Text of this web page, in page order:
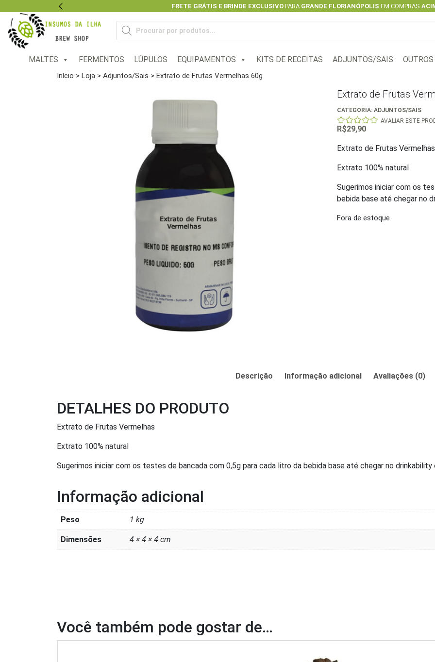
FRETE GRÁTIS E BRINDE EXCLUSIVOPARA GRANDE FLORIANÓPOLIS EM COMPRAS
Previous
Pesquisar
produtos
MALTES FERMENTOS LÚPULOS EQUIPAMENTOS KITS DE RECEITAS ADJUNTOS/SAIS OUTROS
Início > Loja > Adjuntos/Sais > Extrato de Frutas Vermelhas 60g
Extrato de Frutas
CATEGORIA:ADJUNTOS/SAIS
0
of
5
AVALIAR ESTE
R$29,90
Extrato de Frutas Vermelhas
Extrato 100% natural
Sugerimos iniciar com os
bebida base até chegar no
Fora de estoque
Descrição Informação adicional Avaliações (0)
DETALHES DO PRODUTO
Extrato de Frutas Vermelhas
Extrato 100% natural
Sugerimos iniciar com os testes de bancada com 0,5g para cada litro da bebida base até chegar no drinkability
Informação adicional
Peso 1 kg
Dimensões 4 × 4 × 4 cm
Você também pode gostar de…